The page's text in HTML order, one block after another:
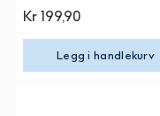
Kr 199,90
Legg i handlekurv